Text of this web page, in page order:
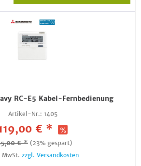
RC-E5 Kabel-Fernbedienung
Artikel-Nr.: 1405
€ *
€ * (23% gespart)
zzgl. Versandkosten